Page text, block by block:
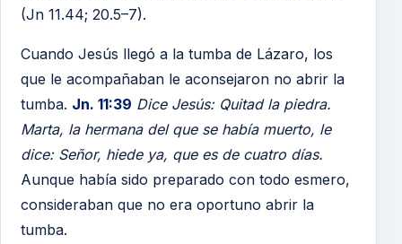
(Jn 11.44; 20.5–7).
Cuando Jesús llegó a la tumba de Lázaro, los
que le acompañaban le aconsejaron no abrir la
tumba. Jn. 11:39 Dice Jesús: Quitad la piedra.
Marta, la hermana del que se había muerto, le
dice: Señor, hiede ya, que es de cuatro días.
Aunque había sido preparado con todo esmero,
consideraban que no era oportuno abrir la
tumba.